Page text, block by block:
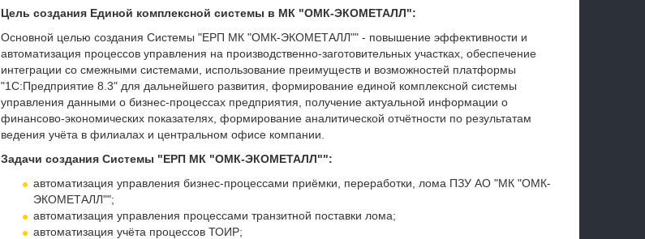
Цель создания Единой комплексной системы в МК "ОМК-ЭКОМЕТАЛЛ":
Основной целью создания Системы "ЕРП МК "ОМК-ЭКОМЕТАЛЛ"" - повышение эффективности и
автоматизация процессов управления на производственно-заготовительных участках, обеспечение
интеграции со смежными системами, использование преимуществ и возможностей платформы
"1С:Предприятие 8.3" для дальнейшего развития, формирование единой комплексной системы
управления данными о бизнес-процессах предприятия, получение актуальной информации о
финансово-экономических показателях, формирование аналитической отчётности по результатам
ведения учёта в филиалах и центральном офисе компании.
Задачи создания Системы "ЕРП МК "ОМК-ЭКОМЕТАЛЛ"":
автоматизация управления бизнес-процессами приёмки, переработки, лома ПЗУ АО "МК "ОМК-
ЭКОМЕТАЛЛ"";
автоматизация управления процессами транзитной поставки лома;
автоматизация учёта процессов ТОИР;